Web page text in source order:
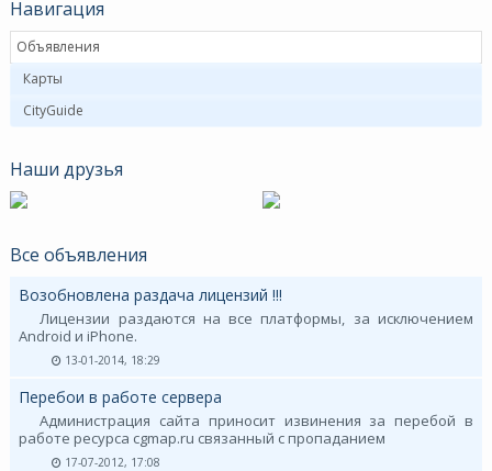
Навигация
Объявления
Карты
CityGuide
Наши друзья
Все объявления
Возобновлена раздача лицензий !!!
Лицензии раздаются на все платформы, за исключением
Android и iPhone.
13-01-2014, 18:29
Перебои в работе сервера
Администрация сайта приносит извинения за перебой в
работе ресурса cgmap.ru связанный с пропаданием
17-07-2012, 17:08